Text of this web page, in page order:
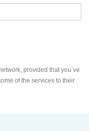
provided that you`ve
of the services to their